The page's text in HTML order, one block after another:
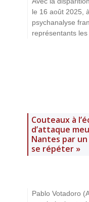
le 16 août 2025,
psychanalyse
représentants les
Couteaux à
d’attaque
Nantes par
se répéter »
Pablo Votadoro